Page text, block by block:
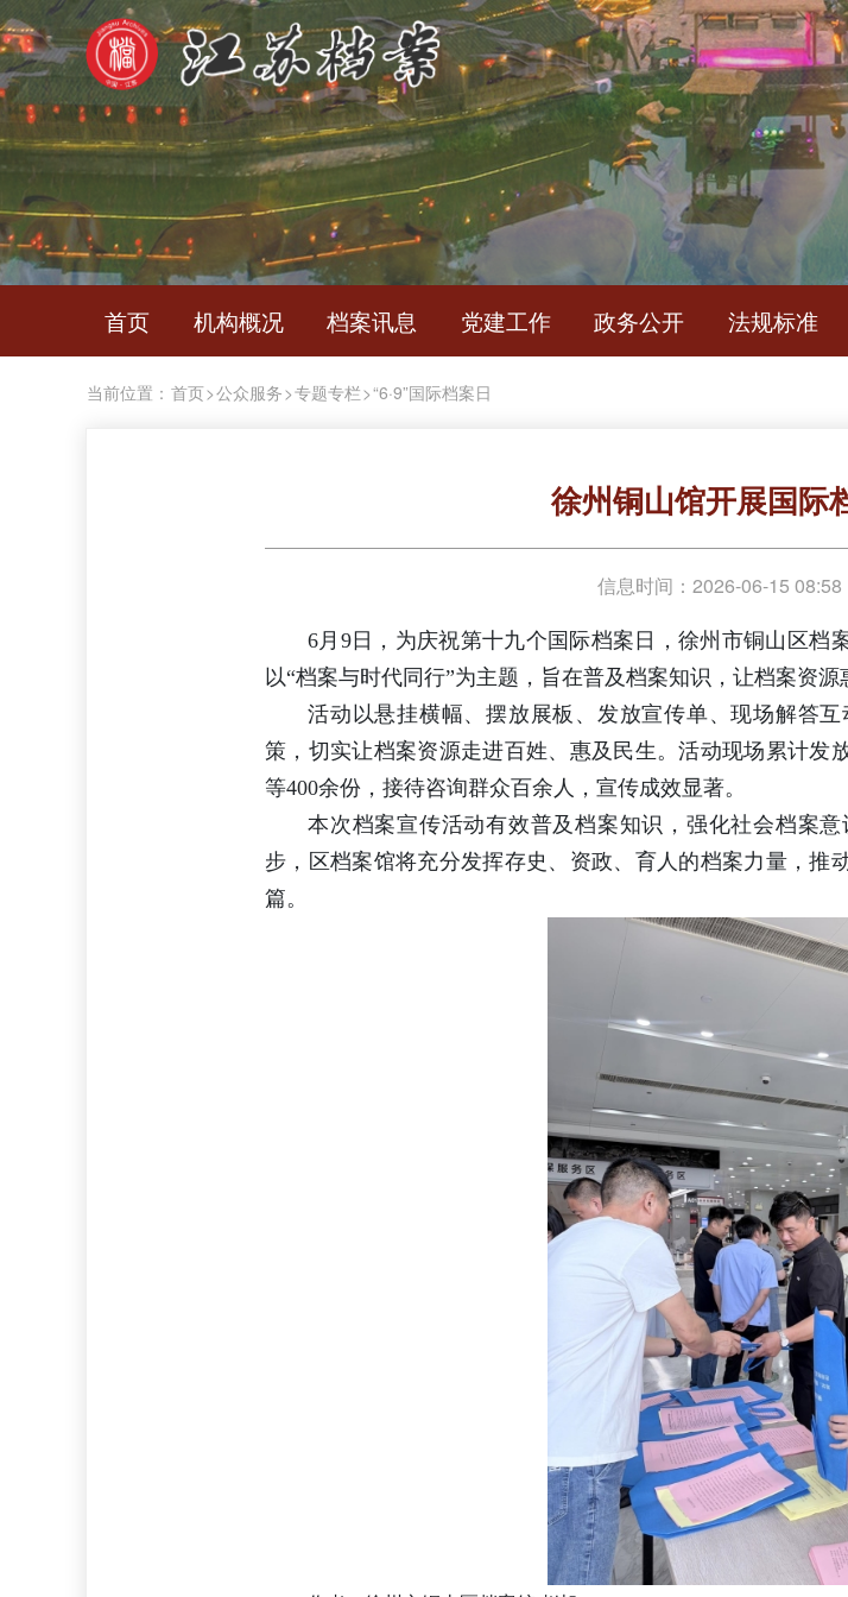
首页 机构概况 档案讯息 党建工作 政务公开 法规标准
当前位置： 首页>公众服务>专题专栏>“6·9”国际档案日
徐州铜山馆开展国际
信息时间：2026-06-15 08:58
6月9日，为庆祝第十九个国际档案日，徐州市铜山区档
以“档案与时代同行”为主题，旨在普及档案知识，让档案资源
活动以悬挂横幅、摆放展板、发放宣传单、现场解答
策，切实让档案资源走进百姓、惠及民生。活动现场累计发
等400余份，接待咨询群众百余人，宣传成效显著。
本次档案宣传活动有效普及档案知识，强化社会档案
步，区档案馆将充分发挥存史、资政、育人的档案力量，推
篇。